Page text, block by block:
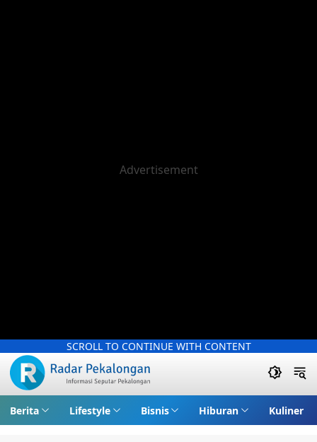
SCROLL TO CONTINUE WITH CONTENT
Berita Lifestyle Bisnis Hiburan Kuliner